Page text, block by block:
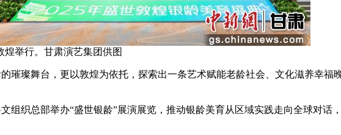
举行。甘肃演艺集团供图
璨舞台，更以敦煌为依托，探索出一条艺术赋能老龄社会、文化滋养幸福
织总部举办“盛世银龄”展演展览，推动银龄美育从区域实践走向全球对话